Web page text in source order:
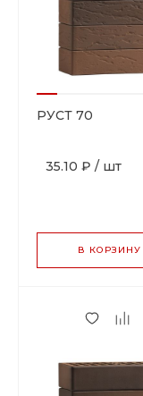
РУСТ 70
35.10 ₽ / шт
В КОРЗИНУ